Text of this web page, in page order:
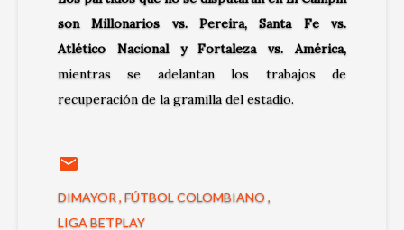
son Millonarios vs. Pereira, Santa Fe vs.
Atlético Nacional y Fortaleza vs. América,
mientras se adelantan los trabajos de
recuperación de la gramilla del estadio.
DIMAYOR FÚTBOL COLOMBIANO
LIGA BETPLAY